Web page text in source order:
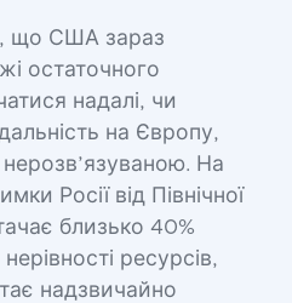
що США зараз
остаточного
надалі, чи
на Європу,
На
Росії від Північної
близько 40%
ресурсів,
надзвичайно